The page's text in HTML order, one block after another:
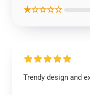
★☆☆☆☆
Trendy design and